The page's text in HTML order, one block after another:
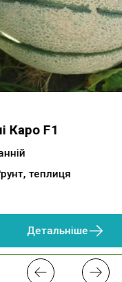
Каро F1
теплиця
Детальніше